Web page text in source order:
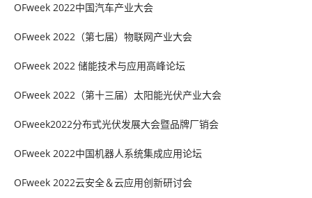
OFweek 2022中国汽车产业大会
OFweek 2022（第七届）物联网产业大会
OFweek 2022 储能技术与应用高峰论坛
OFweek 2022（第十三届）太阳能光伏产业大会
OFweek2022分布式光伏发展大会暨品牌厂销会
OFweek 2022中国机器人系统集成应用论坛
OFweek 2022云安全＆云应用创新研讨会